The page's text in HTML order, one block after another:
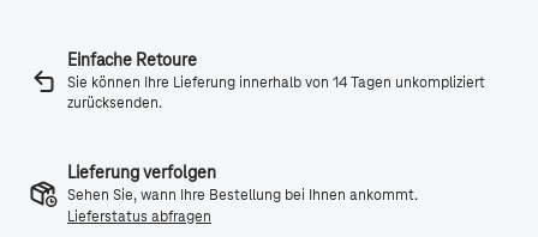
Einfache Retoure
Sie können Ihre Lieferung innerhalb von 14 Tagen unkompliziert
zurücksenden.
Lieferung verfolgen
Sehen Sie, wann Ihre Bestellung bei Ihnen ankommt.
Lieferstatus abfragen